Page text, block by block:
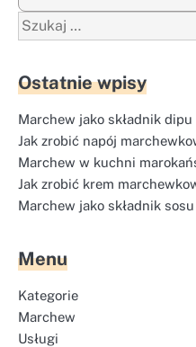
Szukaj:
Ostatnie wpisy
Marchew jako składnik
Jak zrobić napój
Marchew w kuchni
Jak zrobić krem
Marchew jako składnik
Menu
Kategorie
Marchew
Usługi